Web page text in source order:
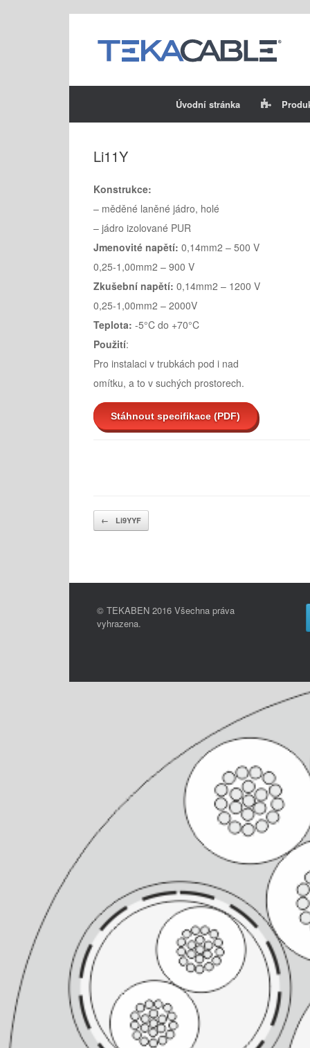
content
Úvodní stránka
Li11Y
Konstrukce:
– měděné laněné jádro, holé
– jádro izolované PUR
Jmenovité napětí: 0,14mm2 – 500 V
0,25-1,00mm2 – 900 V
Zkušební napětí: 0,14mm2 – 1200 V
0,25-1,00mm2 – 2000V
Teplota: -5°C do +70°C
Použití:
Pro instalaci v trubkách pod i nad
omítku, a to v suchých prostorech.
Stáhnout specifikace (PDF)
Post navigation
← Li9YYF
© TEKABEN 2016 Všechna práva
vyhrazena.